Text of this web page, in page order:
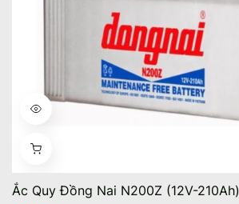
Ắc Quy Đồng Nai N200Z (12V-210Ah)